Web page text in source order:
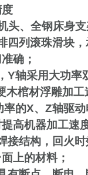
头、全钢床身
四列滚珠滑块
确；
Y轴采用大功率
木棺材浮雕加工
率的X、 Z轴驱
高机器加工速
接结构，回火
上的材料；